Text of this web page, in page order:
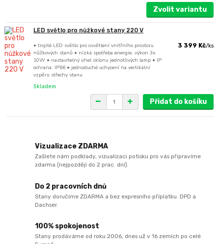
Zvolit variantu
LED světlo pro nůžkové stany 220 V
• trojité LED světlo pro osvětlení vnitřního prostoru
nůžkových stanů • nízká spotřeba energie, výkon 3x
10W • nastavitelný úhel sklonu jednotlivých lamp • IP
ochrana: IP66 • jednoduché uchycení na vertikální
vzpěru střechy stanu
3 399 Kč/ks
Skladem
Přidat do košíku
Vizualizace ZDARMA
Zašlete nám podklady, vizualizaci potisku pro vás připravíme
zdarma (nejpozději do 2 prac. dní).
Do 2 pracovních dnů
Stany doručíme ZDARMA a bez expresního příplatku. DPD a
Dachser.
100% spokojenost
Stany prodáváme od roku 2006, dnes už v 16 zemích po celé